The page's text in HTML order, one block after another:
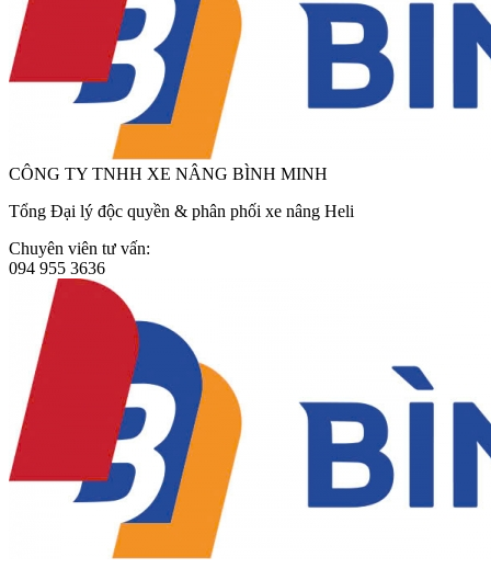
CÔNG TY TNHH XE NÂNG BÌNH MINH
Tổng Đại lý độc quyền & phân phối xe nâng Heli
Chuyên viên tư vấn:
094 955 3636